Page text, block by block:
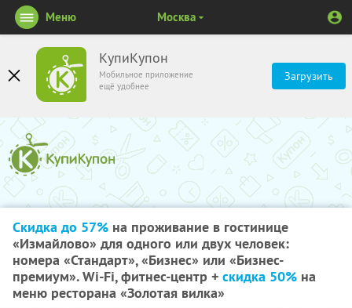
КупиКупон
Мобильное приложение
ещё удобнее
Загрузить
Меню Москва
Скидка до 57% на проживание в гостинице
«Измайлово» для одного или двух человек:
номера «Стандарт», «Бизнес» или «Бизнес-
премиум». Wi-Fi, фитнес-центр + скидка 50% на
меню ресторана «Золотая вилка»